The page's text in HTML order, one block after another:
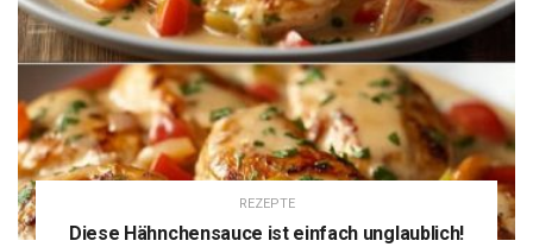
REZEPTE
Diese Hähnchensauce ist einfach unglaublich!